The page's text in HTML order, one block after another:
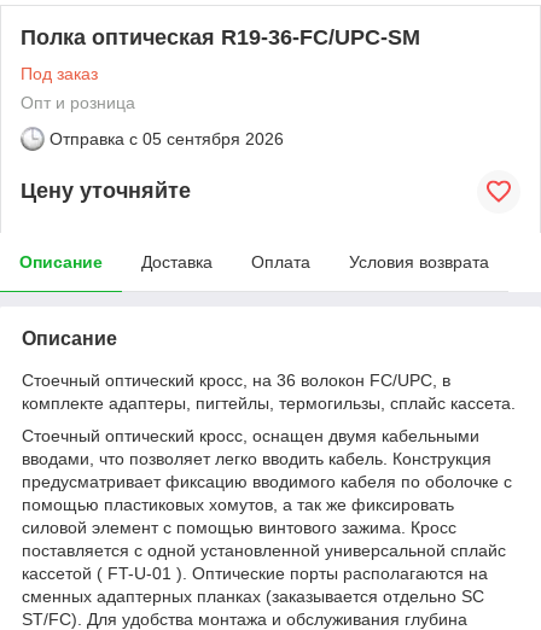
Полка оптическая R19-36-FC/UPC-SM
Под заказ
Опт и розница
Отправка с 05 сентября 2026
Цену уточняйте
Описание Доставка Оплата Условия возврата
Описание
Стоечный оптический кросс, на 36 волокон FC/UPC, в
комплекте адаптеры, пигтейлы, термогильзы, сплайс кассета.
Стоечный оптический кросс, оснащен двумя кабельными
вводами, что позволяет легко вводить кабель. Конструкция
предусматривает фиксацию вводимого кабеля по оболочке с
помощью пластиковых хомутов, а так же фиксировать
силовой элемент с помощью винтового зажима. Кросс
поставляется с одной установленной универсальной сплайс
кассетой ( FT-U-01 ). Оптические порты располагаются на
сменных адаптерных планках (заказывается отдельно SC
ST/FC). Для удобства монтажа и обслуживания глубина